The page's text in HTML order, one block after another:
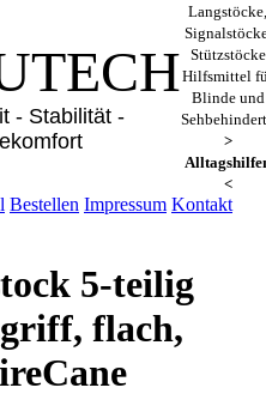
- Stabilität -
Langstöcke,
Stützstöcke
Hilfsmittel
Blinde und
>
<
Bestellen Impressum Kontakt
5-teilig
flach,